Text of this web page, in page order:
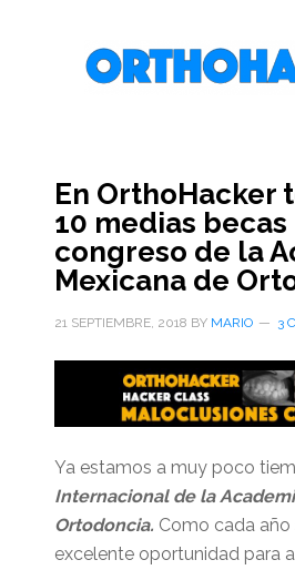
En OrthoHacker
10 medias
congreso de la
Mexicana de
21 SEPTIEMBRE, 2018 BY MARIO 3
Ya estamos a muy poco
Internacional de la
Ortodoncia. Como cada año
excelente oportunidad para